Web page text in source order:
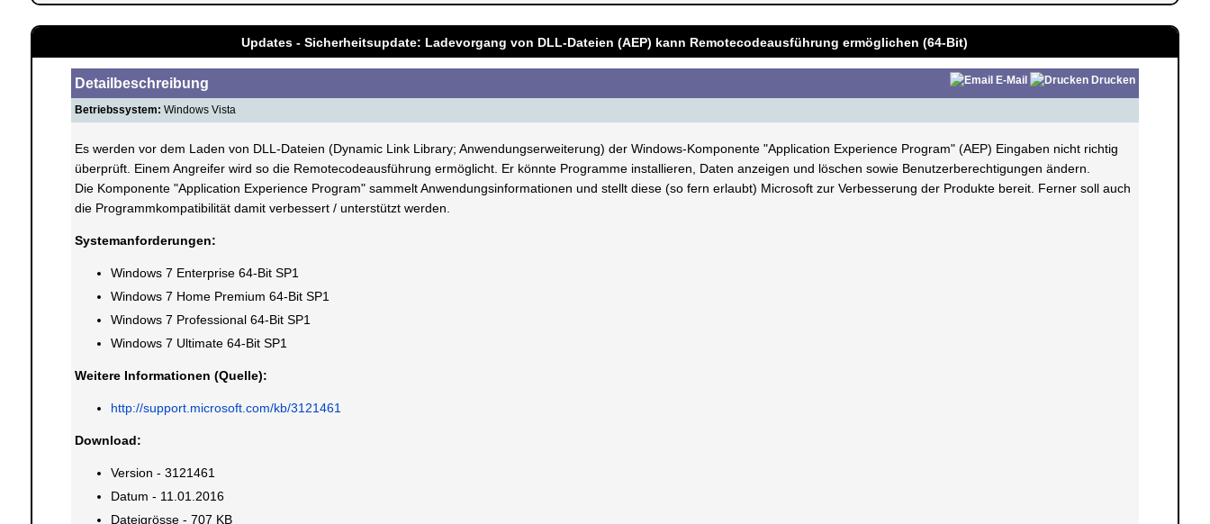
Updates - Sicherheitsupdate: Ladevorgang von DLL-Dateien (AEP) kann Remotecodeausführung ermöglichen (64-Bit)
Detailbeschreibung E-Mail Drucken
Betriebssystem: Windows Vista
Es werden vor dem Laden von DLL-Dateien (Dynamic Link Library; Anwendungserweiterung) der Windows-Komponente "Application Experience Program" (AEP) Eingaben nicht richtig
überprüft. Einem Angreifer wird so die Remotecodeausführung ermöglicht. Er könnte Programme installieren, Daten anzeigen und löschen sowie Benutzerberechtigungen ändern.
Die Komponente "Application Experience Program" sammelt Anwendungsinformationen und stellt diese (so fern erlaubt) Microsoft zur Verbesserung der Produkte bereit. Ferner soll auch
die Programmkompatibilität damit verbessert / unterstützt werden.
Systemanforderungen:
Windows 7 Enterprise 64-Bit SP1
Windows 7 Home Premium 64-Bit SP1
Windows 7 Professional 64-Bit SP1
Windows 7 Ultimate 64-Bit SP1
Weitere Informationen (Quelle):
http://support.microsoft.com/kb/3121461
Download:
Version - 3121461
Datum - 11.01.2016
Dateigrösse - 707 KB